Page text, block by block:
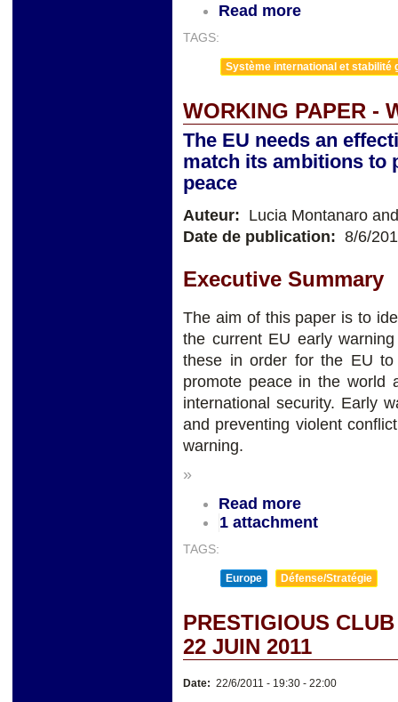
Read more
TAGS:
Système international et stabilité
WORKING PAPER -
The EU needs an
match its ambitions to
peace
Auteur: Lucia Montanaro
Date de publication: 8/6/
Executive Summary
The aim of this paper is to
the current EU early
these in order for the EU to
promote peace in the world
international security. Early
and preventing violent
warning.
»
Read more
1 attachment
TAGS:
Europe Défense/Stratégie
PRESTIGIOUS
22 JUIN 2011
Date: 22/6/2011 - 19:30 - 22:00